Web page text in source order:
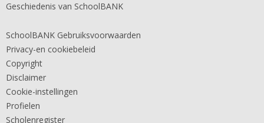
Geschiedenis van SchoolBANK
SchoolBANK Gebruiksvoorwaarden
Privacy-en cookiebeleid
Copyright
Disclaimer
Cookie-instellingen
Profielen
Scholenregister